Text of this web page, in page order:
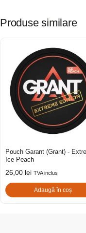
Produse similare
Pouch Garant (Grant) -
Ice Peach
26,00 lei TVA inclus
Adaugă în coș